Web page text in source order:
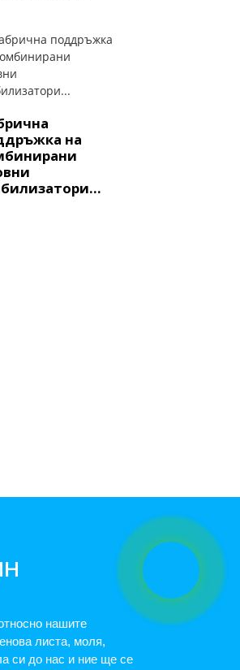
на
нашите
листа, моля,
си до нас и ние ще се